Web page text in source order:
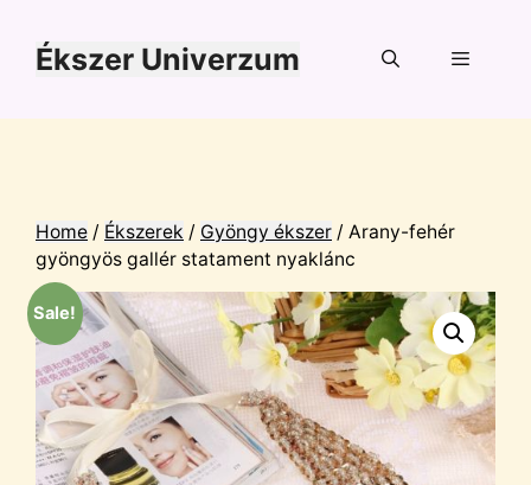
tartalomba
Ékszer Univerzum
Home / Ékszerek / Gyöngy ékszer / Arany-fehér
gyöngyös gallér statament nyaklánc
Sale!